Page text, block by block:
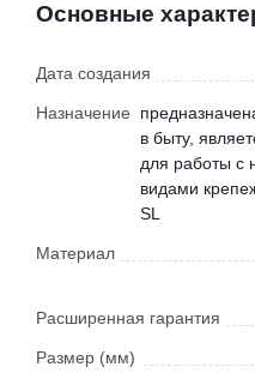
Основные
Дата создания
Назначение
в быту,
для работы с
видами
SL
Материал
Расширенная гарантия
Размер (мм)